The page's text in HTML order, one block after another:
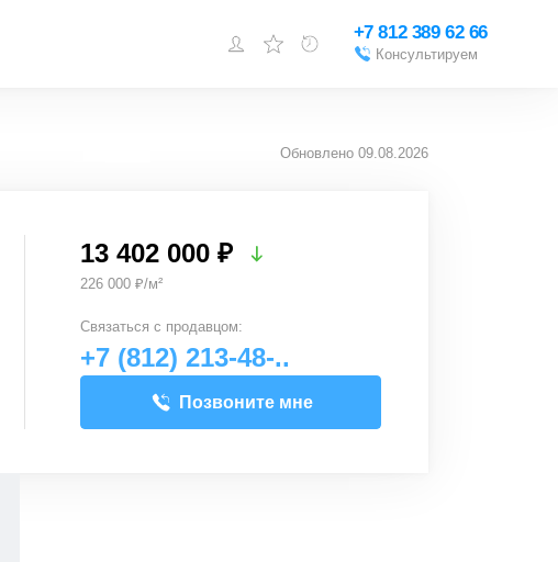
Добавить объект
+7 812 389 62 66
Консультируем
Обновлено 09.08.2026
13 402 000 ₽
226 000 ₽/м²
Связаться с продавцом:
+7 (812) 213-48-..
Позвоните мне